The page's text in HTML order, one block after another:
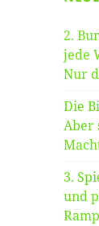
2.
jede
Nur
Die
Aber
3.
und